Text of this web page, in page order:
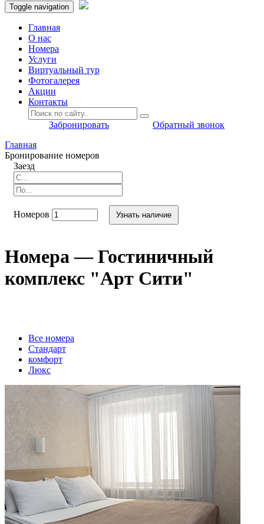
Toggle navigation
Главная
O нас
Номера
Услуги
Виртуальный тур
Фотогалерея
Акции
Контакты
Забронировать
Обратный звонок
Главная
Бронирование номеров
Заезд
Номеров Узнать наличие
Номера — Гостиничный
комплекс "Арт Сити"
Вcе номера
Стандарт
комфорт
Люкс